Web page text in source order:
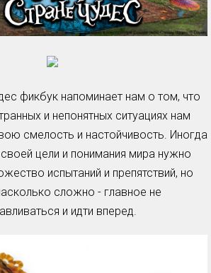
фикбук напоминает нам о том, что
и непонятных ситуациях нам
смелость и настойчивость. Иногда
цели и понимания мира нужно
испытаний и препятствий, но
сложно - главное не
и идти вперед.